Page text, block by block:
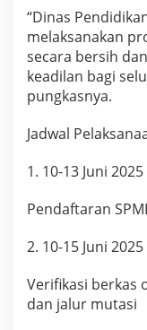
“Dinas
melaksanakan
secara bersih
keadilan bagi
pungkasnya.
Jadwal
1. 10-13 Juni 2025
Pendaftaran
2. 10-15 Juni 2025
Verifikasi berkas
dan jalur mutasi